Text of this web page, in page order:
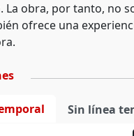
La obra, por tanto, no
ofrece una
Sin línea